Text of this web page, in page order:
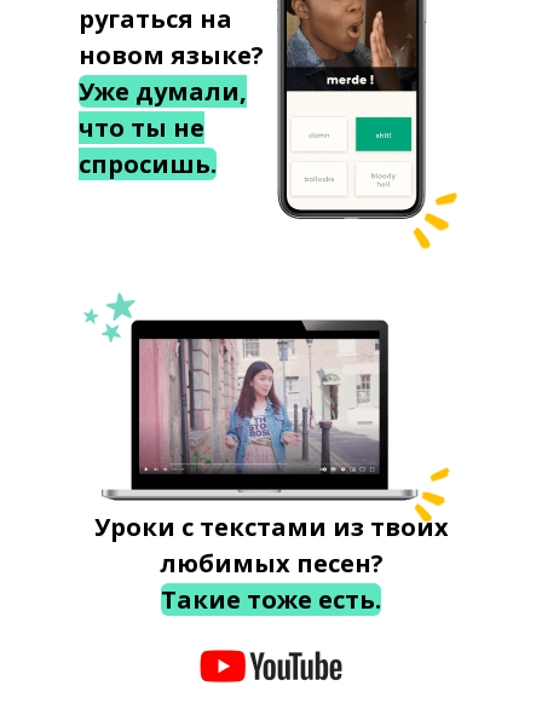
ругаться на
новом языке?
Уже думали,
что ты не
спросишь.
Уроки с текстами из твоих
любимых песен?
Такие тоже есть.